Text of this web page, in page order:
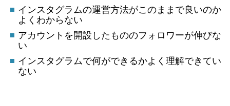
インスタグラムの運営方法がこのままで良いのか
よくわからない
アカウントを開設したもののフォロワーが伸びな
い
インスタグラムで何ができるかよく理解できてい
ない